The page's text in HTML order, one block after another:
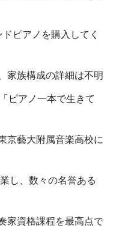
ピアノを購入してく
家族構成の詳細は不明
ピアノ一本で生きて
京藝大附属音楽高校に
し、数々の名誉ある
家資格課程を最高点で